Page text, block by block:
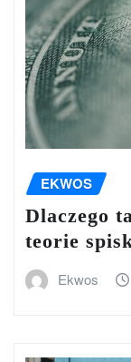
EKWOS
Dlaczego
teorie
Ekwos